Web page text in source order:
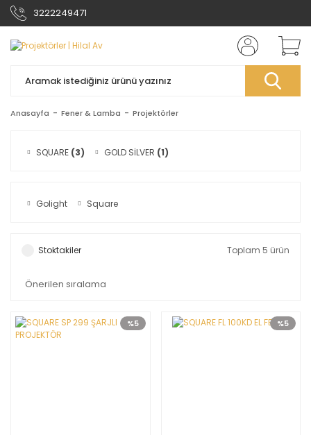
3222249471
Anasayfa Fener & Lamba Projektörler
SQUARE (3) GOLD SİLVER (1)
Golight Square
Stoktakiler Toplam 5 ürün
%5 %5